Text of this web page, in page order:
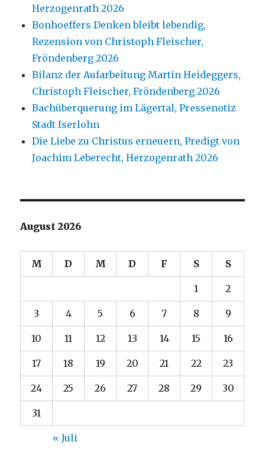
Herzogenrath 2026
Bonhoeffers Denken bleibt lebendig,
Rezension von Christoph Fleischer,
Fröndenberg 2026
Bilanz der Aufarbeitung Martin Heideggers,
Christoph Fleischer, Fröndenberg 2026
Bachüberquerung im Lägertal, Pressenotiz
Stadt Iserlohn
Die Liebe zu Christus erneuern, Predigt von
Joachim Leberecht, Herzogenrath 2026
August 2026
M D M D F S S
1 2
3 4 5 6 7 8 9
10 11 12 13 14 15 16
17 18 19 20 21 22 23
24 25 26 27 28 29 30
31
« Juli